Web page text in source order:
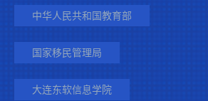
中华人民共和国教育部
国家移民管理局
大连东软信息学院